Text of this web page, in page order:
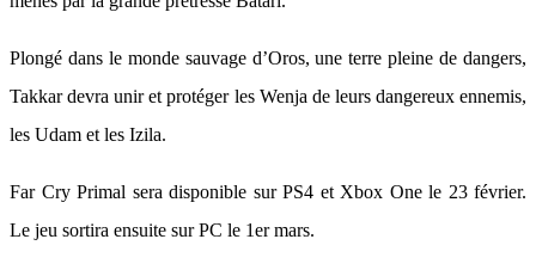
Plongé dans le monde sauvage d’Oros, une terre pleine de dangers,
Takkar devra unir et protéger les Wenja de leurs dangereux ennemis,
les Udam et les Izila.
Far Cry Primal sera disponible sur PS4 et Xbox One le 23 février.
Le jeu sortira ensuite sur PC le 1er mars.